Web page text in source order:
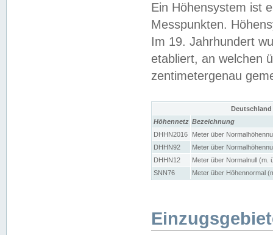
Ein Höhensystem ist
Messpunkten.
Im 19. Jahrhundert
etabliert, an welchen
zentimetergenau
Höhennetz Bezeichnung
DHHN2016
Meter über
DHHN92
Meter über
DHHN12
Meter über Normalnull (m.
SNN76
Meter über Höhennormal